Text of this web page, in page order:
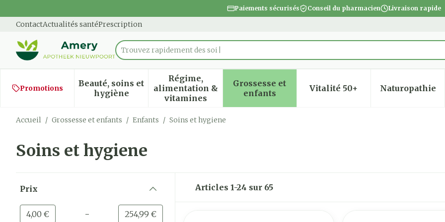
Paiements sécurisés Conseil du pharmacien Livraison rapide
ContactActualités santéPrescription
Rechercher
Trouvez rapidement des soins des plaies et des
Promotions
Beauté, soins et
hygièneAfficher le sous-menu pour la catégorie Beauté, soins et hygiène
Régime,
alimentation &
vitamines
Afficher le sous-menu pour la catégorie Régime,
Grossesse et
enfantsAfficher le sous-menu pour la catégorie
Vitalité 50+Afficher le sous-menu
Naturopathie
Afficher
Accueil / Grossesse et enfants / Enfants / Soins et hygiene
Soins et hygiene
Prix
Valeur minimale
4,00 € - Valeur maximale
254,99 €
Articles 1-24 sur 65